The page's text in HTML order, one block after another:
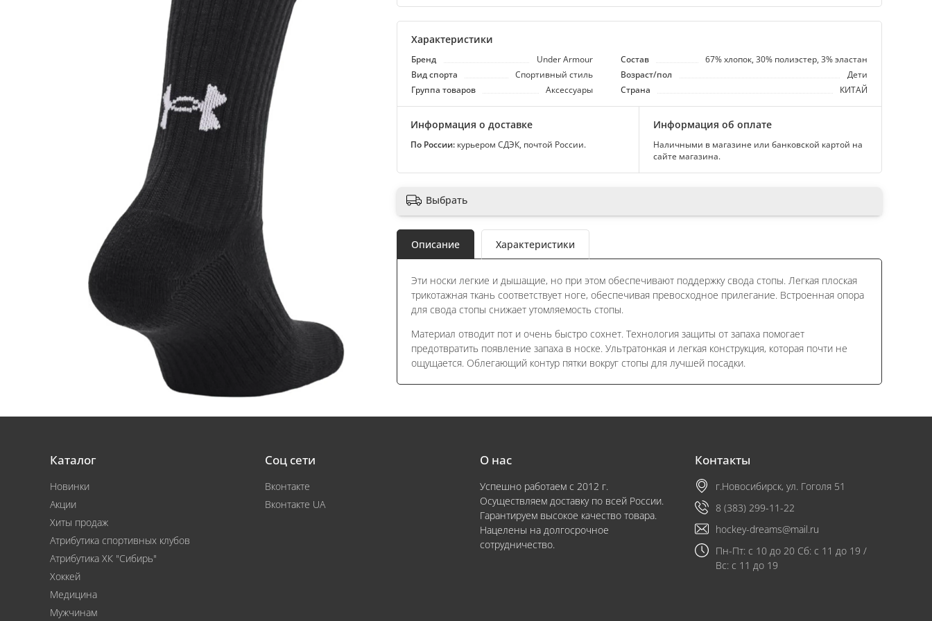
Характеристики
Бренд Under Armour Состав
67% хлопок, 30% полиэстер, 3% эластан
Вид спорта
Спортивный стиль Возраст/пол
Дети
Группа товаров
Аксессуары Страна КИТАЙ
Информация о доставке
По России: курьером СДЭК, почтой России.
Информация об оплате
Наличными в магазине или банковской картой на
сайте магазина.
Выбрать
Описание Характеристики
Эти носки легкие и дышащие, но при этом обеспечивают поддержку свода стопы. Легкая плоская
трикотажная ткань соответствует ноге, обеспечивая превосходное прилегание. Встроенная опора
для свода стопы снижает утомляемость стопы.
Материал отводит пот и очень быстро сохнет. Технология защиты от запаха помогает
предотвратить появление запаха в носке. Ультратонкая и легкая конструкция, которая почти не
ощущается. Облегающий контур пятки вокруг стопы для лучшей посадки.
Каталог
Новинки
Акции
Хиты продаж
Атрибутика спортивных клубов
Атрибутика ХК "Сибирь"
Хоккей
Медицина
Мужчинам
Соц сети
Вконтакте
Вконтакте UA
О нас
Успешно работаем с 2012 г.
Осуществляем доставку по всей России.
Гарантируем высокое качество товара.
Нацелены на долгосрочное
сотрудничество.
Контакты
г.Новосибирск, ул. Гоголя 51
8 (383) 299-11-22
hockey-dreams@mail.ru
Пн-Пт: с 10 до 20 Сб: с 11 до 19 /
Вс: с 11 до 19